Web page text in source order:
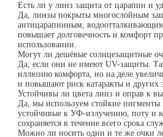
Есть ли у линз защита от царапин и
Да, линзы покрыты многослойным
антицарапинным,
повышает долговечность и комфорт
использовании.
Могут ли дешёвые солнцезащитные
Да, если они не имеют UV-защиты.
иллюзию комфорта, но на деле
и повышают риск катаракты и других
Устойчивы ли цвета линз и оправ к
Да, мы используем стойкие
устойчивые к УФ-излучению, поту и
сохраняется в течение всего срока
Можно ли носить одни и те же очки